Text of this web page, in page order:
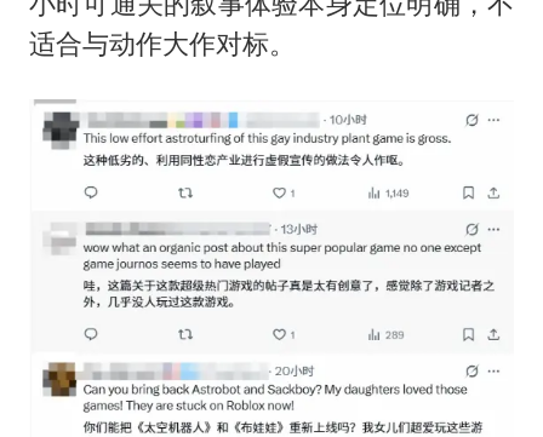
适合与动作大作对标。